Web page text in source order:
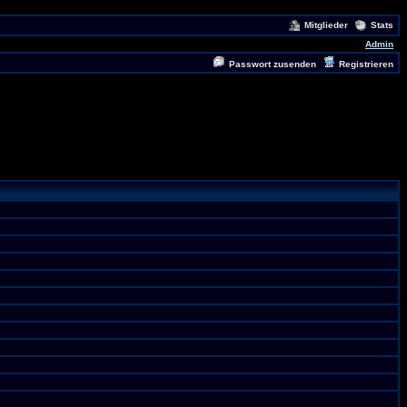
Mitglieder
Stats
Admin
Passwort zusenden Registrieren